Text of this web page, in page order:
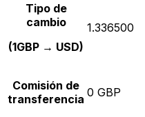
Tipo de
cambio
(1GBP → USD)
1.336500
Comisión de
transferencia 0 GBP